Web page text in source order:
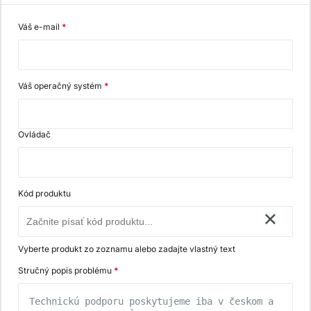
Váš e-mail *
Váš operačný systém *
Ovládač
Kód produktu
×
Vyberte produkt zo zoznamu alebo zadajte vlastný text
Stručný popis problému *